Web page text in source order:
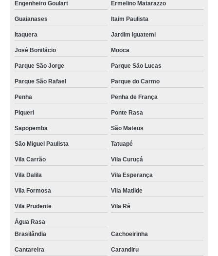
Engenheiro Goulart Ermelino Matarazzo
Guaianases Itaim Paulista
Itaquera Jardim Iguatemi
José Bonifácio Mooca
Parque São Jorge Parque São Lucas
Parque São Rafael Parque do Carmo
Penha Penha de França
Piqueri Ponte Rasa
Sapopemba São Mateus
São Miguel Paulista Tatuapé
Vila Carrão Vila Curuçá
Vila Dalila Vila Esperança
Vila Formosa Vila Matilde
Vila Prudente Vila Ré
Água Rasa
Brasilândia
Cachoeirinha
Cantareira Carandiru